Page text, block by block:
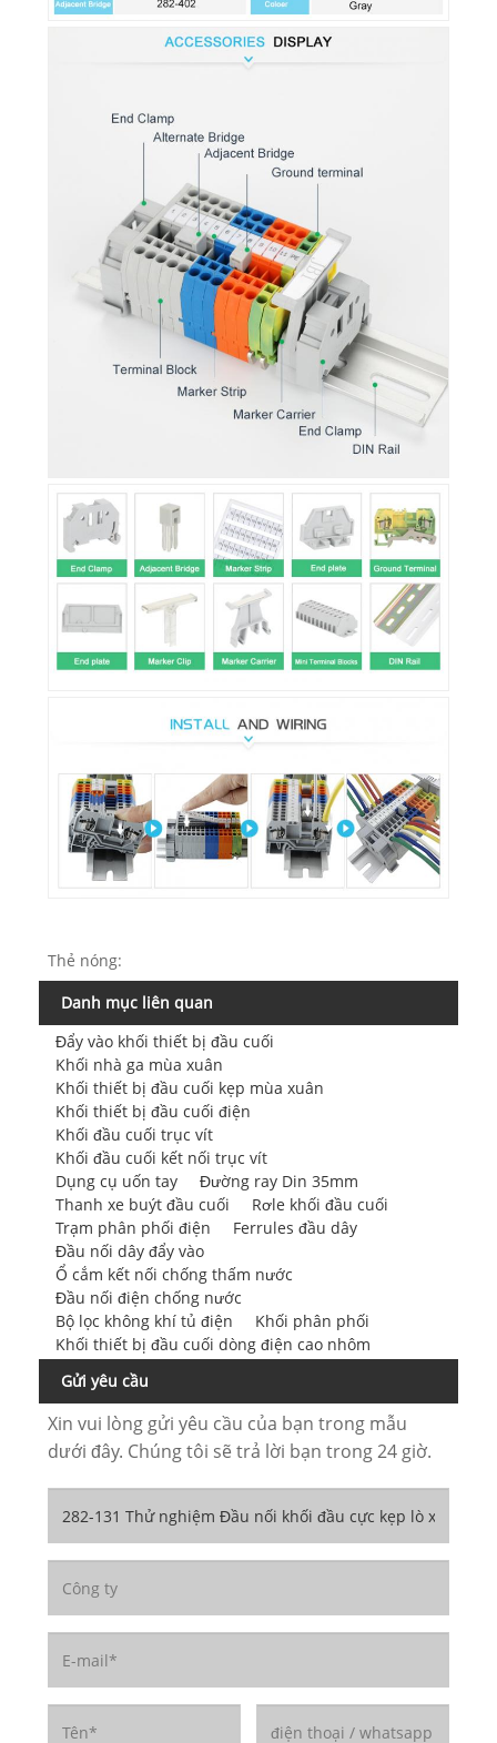
Thẻ nóng:
Danh mục liên quan
Đẩy vào khối thiết bị đầu cuối
Khối nhà ga mùa xuân
Khối thiết bị đầu cuối kẹp mùa xuân
Khối thiết bị đầu cuối điện
Khối đầu cuối trục vít
Khối đầu cuối kết nối trục vít
Dụng cụ uốn tay
Đường ray Din 35mm
Thanh xe buýt đầu cuối
Rơle khối đầu cuối
Trạm phân phối điện
Ferrules đầu dây
Đầu nối dây đẩy vào
Ổ cắm kết nối chống thấm nước
Đầu nối điện chống nước
Bộ lọc không khí tủ điện
Khối phân phối
Khối thiết bị đầu cuối dòng điện cao nhôm
Gửi yêu cầu
Xin vui lòng gửi yêu cầu của bạn trong mẫu
dưới đây. Chúng tôi sẽ trả lời bạn trong 24 giờ.